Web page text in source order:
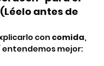
antes de
con comida,
entendemos mejor: